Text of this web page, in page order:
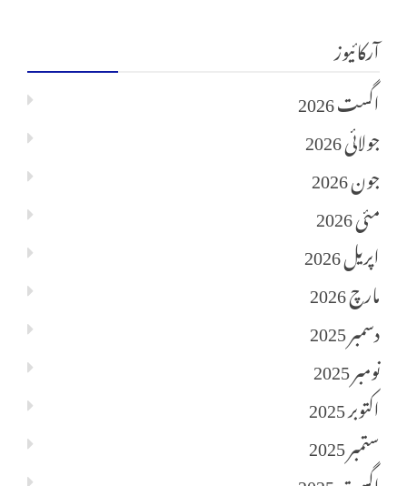
آرکائیوز
اگست 2026
جولائی 2026
جون 2026
مئی 2026
اپریل 2026
مارچ 2026
دسمبر 2025
نومبر 2025
اکتوبر 2025
ستمبر 2025